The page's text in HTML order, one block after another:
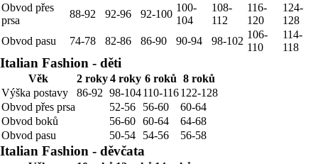
Obvod přes
prsa
88-92 92-96 92-100
100-
104
108-
112
116-
120
124-
128
Obvod pasu
74-78 82-86 86-90 90-94 98-102
106-
110
114-
118
Italian Fashion - děti
Věk 2 roky4 roky 6 roků 8 roků
Výška postavy
86-92 98-104110-116122-128
Obvod přes prsa
52-56 56-60
60-64
Obvod boků
56-60 60-64
64-68
Obvod pasu
50-54 54-56 56-58
Italian Fashion - děvčata